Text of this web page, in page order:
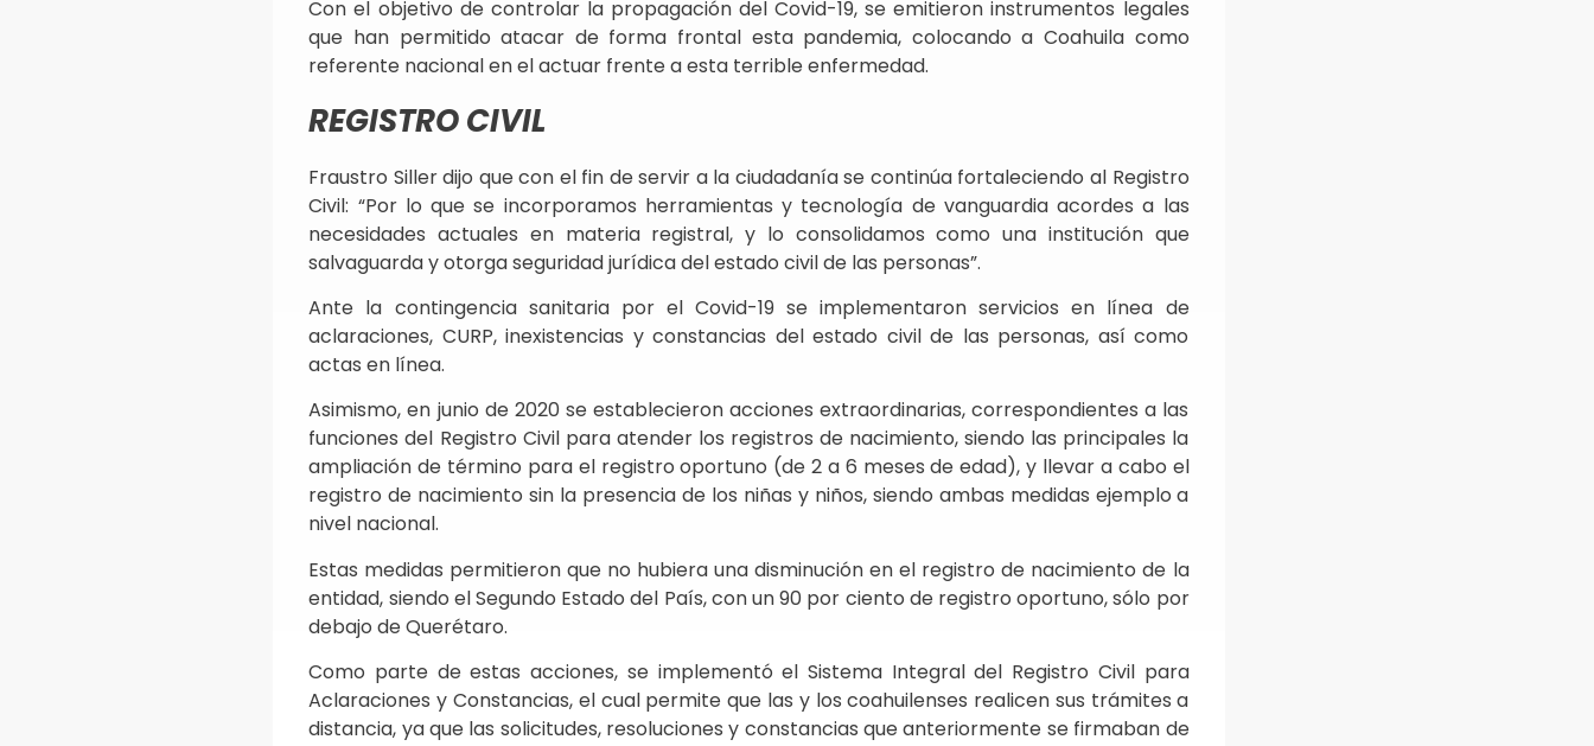
Con el objetivo de controlar la propagación del Covid-19, se emitieron instrumentos legales
que han permitido atacar de forma frontal esta pandemia, colocando a Coahuila como
referente nacional en el actuar frente a esta terrible enfermedad.
REGISTRO CIVIL
Fraustro Siller dijo que con el fin de servir a la ciudadanía se continúa fortaleciendo al Registro
Civil: “Por lo que se incorporamos herramientas y tecnología de vanguardia acordes a las
necesidades actuales en materia registral, y lo consolidamos como una institución que
salvaguarda y otorga seguridad jurídica del estado civil de las personas”.
Ante la contingencia sanitaria por el Covid-19 se implementaron servicios en línea de
aclaraciones, CURP, inexistencias y constancias del estado civil de las personas, así como
actas en línea.
Asimismo, en junio de 2020 se establecieron acciones extraordinarias, correspondientes a las
funciones del Registro Civil para atender los registros de nacimiento, siendo las principales la
ampliación de término para el registro oportuno (de 2 a 6 meses de edad), y llevar a cabo el
registro de nacimiento sin la presencia de los niñas y niños, siendo ambas medidas ejemplo a
nivel nacional.
Estas medidas permitieron que no hubiera una disminución en el registro de nacimiento de la
entidad, siendo el Segundo Estado del País, con un 90 por ciento de registro oportuno, sólo por
debajo de Querétaro.
Como parte de estas acciones, se implementó el Sistema Integral del Registro Civil para
Aclaraciones y Constancias, el cual permite que las y los coahuilenses realicen sus trámites a
distancia, ya que las solicitudes, resoluciones y constancias que anteriormente se firmaban de